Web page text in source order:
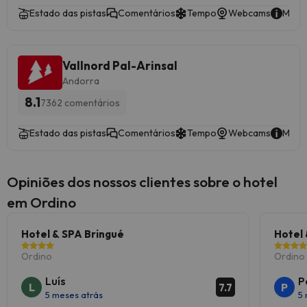
Estado das pistas Comentários Tempo Webcams Mais
Vallnord Pal-Arinsal
Andorra
8.17362 comentários
Estado das pistas Comentários Tempo Webcams Mais
Opiniões dos nossos clientes sobre o hotel
em Ordino
Hotel & SPA Bringué
Ordino
L Luís
5 meses atrás
7.7
Hotel
Ordino
P
5